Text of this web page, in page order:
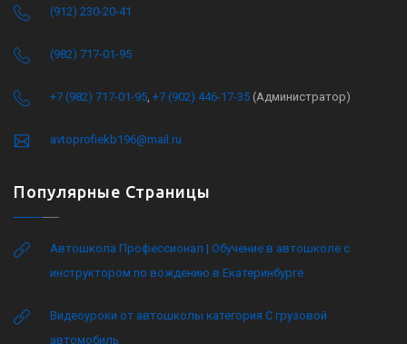
(912) 230-20-41
(982) 717-01-95
+7 (982) 717-01-95 +7 (902) 446-17-35 (Администратор)
avtoprofiekb196@mail.ru
Популярные Страницы
Автошкола Профессионал | Обучение в автошколе с
инструктором по вождению в Екатеринбурге
Видеоуроки от автошколы категория C грузовой
автомобиль